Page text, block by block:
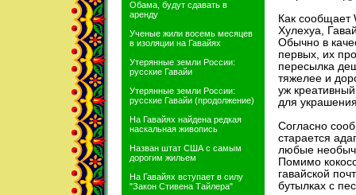
Обама, будут сдавать в
аренду
Ученые жили восемь месяцев
в изоляции на Гавайях
Утерянные земли России:
русские Гавайи
Утерянные земли России:
русские Гавайи (продолжение)
На Гавайях найдена редкая
наскальная живопись
Назван штат США с самым
дорогим жильем
На Гавайях вступает в силу
"Закон Стивена Тайлера"
Как сообщает
Хулехуа,
Обычно в
первых, их
пересылка
тяжелее и
уж
для
Согласно
старается
любые
Помимо
гавайской
бутылках с